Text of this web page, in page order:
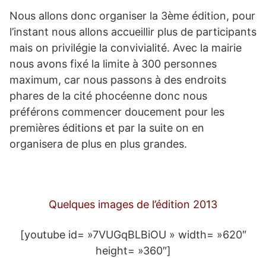
Nous allons donc organiser la 3ème édition, pour
l’instant nous allons accueillir plus de participants
mais on privilégie la convivialité. Avec la mairie
nous avons fixé la limite à 300 personnes
maximum, car nous passons à des endroits
phares de la cité phocéenne donc nous
préférons commencer doucement pour les
premières éditions et par la suite on en
organisera de plus en plus grandes.
Quelques images de l’édition 2013
[youtube id= »7VUGqBLBiOU » width= »620″
height= »360″]